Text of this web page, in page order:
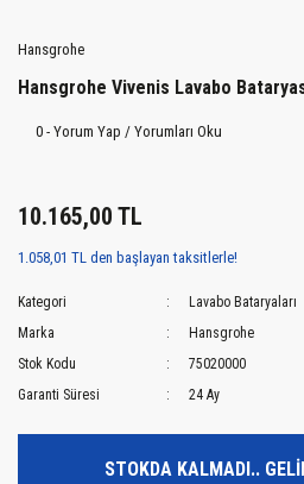
Hansgrohe
Hansgrohe Vivenis Lavabo
0 - Yorum Yap / Yorumları Oku
10.165,00 TL
1.058,01 TL den başlayan taksitlerle!
Kategori
Lavabo Bataryaları
Marka
Hansgrohe
Stok Kodu
75020000
Garanti Süresi
24 Ay
STOKDA KALMADI..